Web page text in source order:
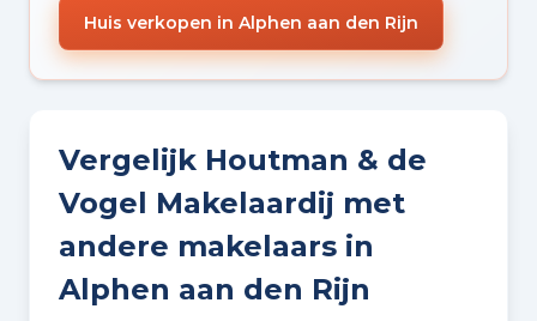
Huis verkopen in Alphen aan den Rijn
Vergelijk Houtman & de
Vogel Makelaardij met
andere makelaars in
Alphen aan den Rijn